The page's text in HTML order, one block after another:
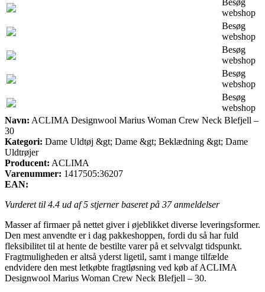
webshop
Besøg
webshop
Besøg
webshop
Besøg
webshop
Besøg
webshop
Navn: ACLIMA Designwool Marius Woman Crew Neck Blefjell –
30
Kategori: Dame Uldtøj &gt; Dame &gt; Beklædning &gt; Dame
Uldtrøjer
Producent: ACLIMA
Varenummer: 1417505:36207
EAN:
Vurderet til 4.4 ud af 5 stjerner baseret på 37anmeldelser
Masser af firmaer på nettet giver i øjeblikket diverse leveringsformer.
Den mest anvendte er i dag pakkeshoppen, fordi du så har fuld
fleksibilitet til at hente de bestilte varer på et selvvalgt tidspunkt.
Fragtmuligheden er altså yderst ligetil, samt i mange tilfælde
endvidere den mest letkøbte fragtløsning ved køb af ACLIMA
Designwool Marius Woman Crew Neck Blefjell – 30.